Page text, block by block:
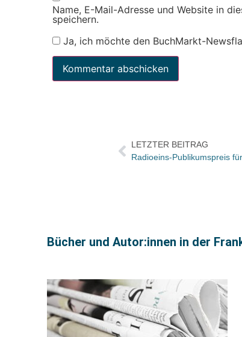
Name, E-Mail-Adresse und Website in
speichern.
Ja, ich möchte den BuchMarkt-
LETZTER BEITRAG
Radioeins-Publikumspreis
Bücher und Autor:innen in der